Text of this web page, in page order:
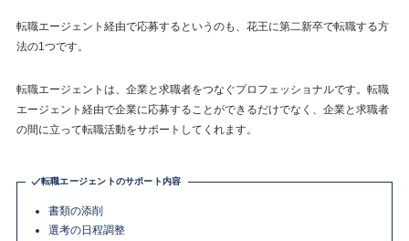
転職エージェント経由で応募するというのも、花王に第二新卒で転職する方
法の1つです。
転職エージェントは、企業と求職者をつなぐプロフェッショナルです。転職
エージェント経由で企業に応募することができるだけでなく、企業と求職者
の間に立って転職活動をサポートしてくれます。
転職エージェントのサポート内容
書類の添削
選考の日程調整